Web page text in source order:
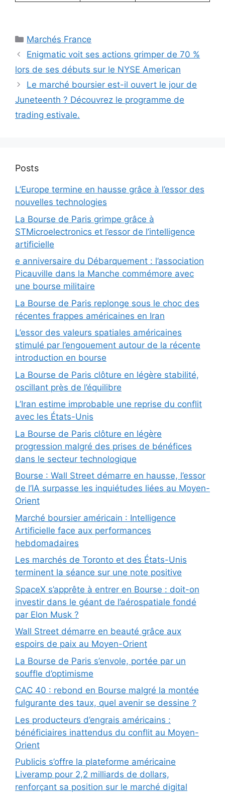
Catégories
Marchés France
Enigmatic voit ses actions grimper de 70 %
lors de ses débuts sur le NYSE American
Le marché boursier est-il ouvert le jour de
Juneteenth ? Découvrez le programme de
trading estivale.
Posts
L’Europe termine en hausse grâce à l’essor des
nouvelles technologies
La Bourse de Paris grimpe grâce à
STMicroelectronics et l’essor de l’intelligence
artificielle
e anniversaire du Débarquement : l’association
Picauville dans la Manche commémore avec
une bourse militaire
La Bourse de Paris replonge sous le choc des
récentes frappes américaines en Iran
L’essor des valeurs spatiales américaines
stimulé par l’engouement autour de la récente
introduction en bourse
La Bourse de Paris clôture en légère stabilité,
oscillant près de l’équilibre
L’Iran estime improbable une reprise du conflit
avec les États-Unis
La Bourse de Paris clôture en légère
progression malgré des prises de bénéfices
dans le secteur technologique
Bourse : Wall Street démarre en hausse, l’essor
de l’IA surpasse les inquiétudes liées au Moyen-
Orient
Marché boursier américain : Intelligence
Artificielle face aux performances
hebdomadaires
Les marchés de Toronto et des États-Unis
terminent la séance sur une note positive
SpaceX s’apprête à entrer en Bourse : doit-on
investir dans le géant de l’aérospatiale fondé
par Elon Musk ?
Wall Street démarre en beauté grâce aux
espoirs de paix au Moyen-Orient
La Bourse de Paris s’envole, portée par un
souffle d’optimisme
CAC 40 : rebond en Bourse malgré la montée
fulgurante des taux, quel avenir se dessine ?
Les producteurs d’engrais américains :
bénéficiaires inattendus du conflit au Moyen-
Orient
Publicis s’offre la plateforme américaine
Liveramp pour 2,2 milliards de dollars,
renforçant sa position sur le marché digital